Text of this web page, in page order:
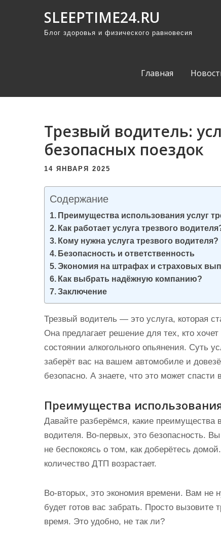
SLEEPTIME24.RU
Блог здоровья и физического равновесия
Главная
Трезвый водитель:
безопасных поездок
14 ЯНВАРЯ 2025
Содержание
Преимущества использования услуг
Как работает услуга трезвого
Кому нужна услуга трезвого водителя?
Безопасность и ответственность
Экономия на штрафах и страховых
Как выбрать надёжную компанию?
Заключение
Трезвый водитель — это услуга, которая
Она предлагает решение для тех, кто
состоянии алкогольного опьянения. Суть
заберёт вас на вашем автомобиле и
безопасно. А знаете, что это может
Преимущества
Давайте разберёмся, какие преимущества
водителя. Во-первых, это безопасность.
не беспокоясь о том, как доберётесь
количество ДТП возрастает.
Во-вторых, это экономия времени. Вам не
будет готов вас забрать. Просто вызовите
время. Это удобно, не так ли?